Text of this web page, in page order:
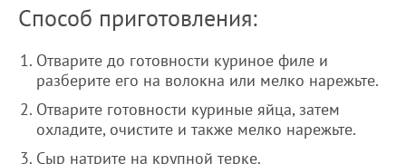
Способ приготовления:
Отварите до готовности куриное филе и
разберите его на волокна или мелко нарежьте.
Отварите готовности куриные яйца, затем
охладите, очистите и также мелко нарежьте.
Сыр натрите на крупной терке.